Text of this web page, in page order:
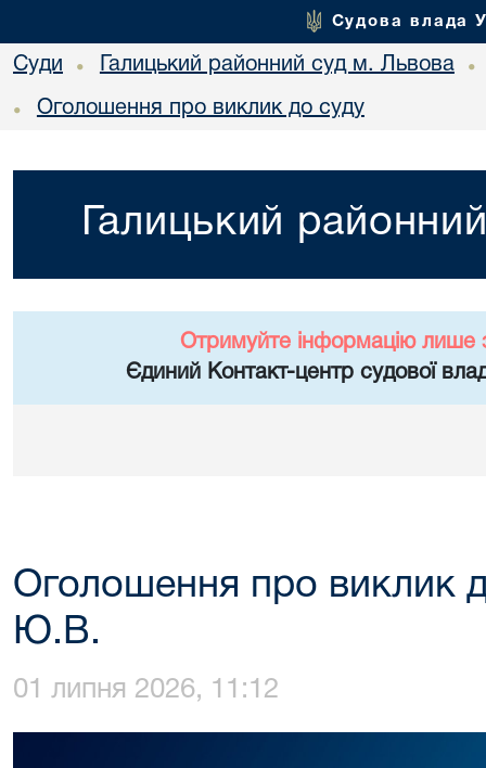
Судова влада
Суди • Галицький районний суд м. Львова •
• Оголошення про виклик до суду
Галицький
Отримуйте інформацію лише
Єдиний Контакт-центр судової
Оголошення про виклик
Ю.В.
01 липня 2026, 11:12